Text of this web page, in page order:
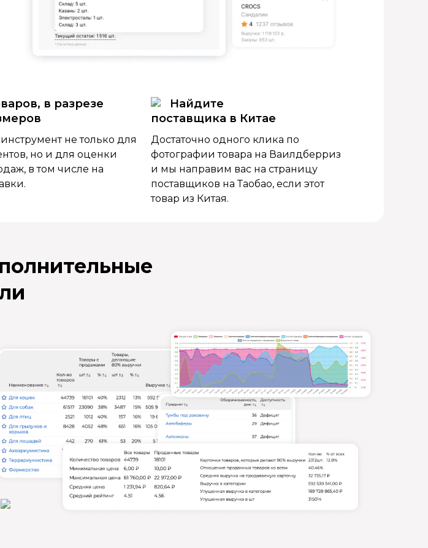
в разрезе
не только для
но и для оценки
в том числе на
Найдите
поставщика в Китае
Достаточно одного клика по
фотографии товара на Ваилдберриз
и мы направим вас на страницу
поставщиков на Таобао, если этот
товар из Китая.